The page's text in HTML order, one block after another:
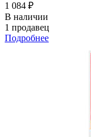
1 084 ₽
В наличии
1 продавец
Подробнее